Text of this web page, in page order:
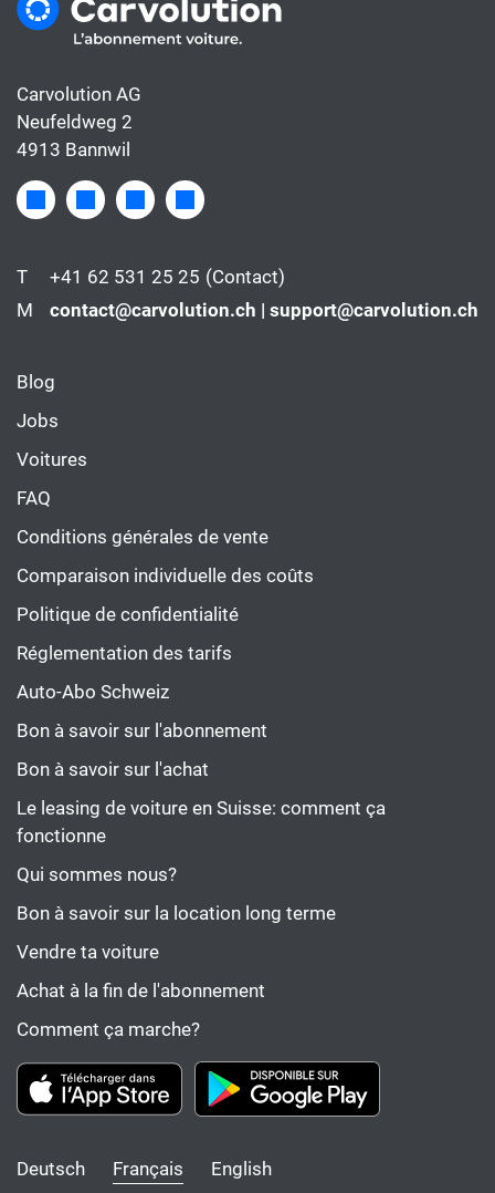
Carvolution AG
Neufeldweg 2
4913 Bannwil
T +41 62 531 25 25 (Contact)
M
contact@carvolution.ch | support@carvolution.ch
Blog
Jobs
Voitures
FAQ
Conditions générales de vente
Comparaison individuelle des coûts
Politique de confidentialité
Réglementation des tarifs
Auto-Abo Schweiz
Bon à savoir sur l'abonnement
Bon à savoir sur l'achat
Le leasing de voiture en Suisse: comment ça
fonctionne
Qui sommes nous?
Bon à savoir sur la location long terme
Vendre ta voiture
Achat à la fin de l'abonnement
Comment ça marche?
Deutsch Français English